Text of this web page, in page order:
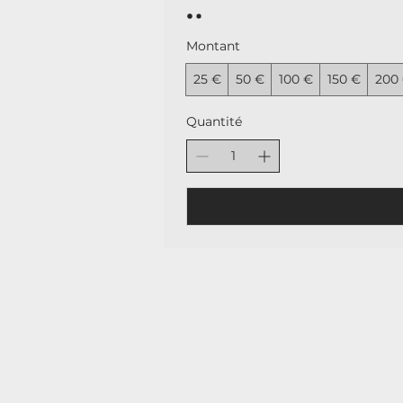
Montant
25 € 50 € 100 € 150 € 200
Quantité